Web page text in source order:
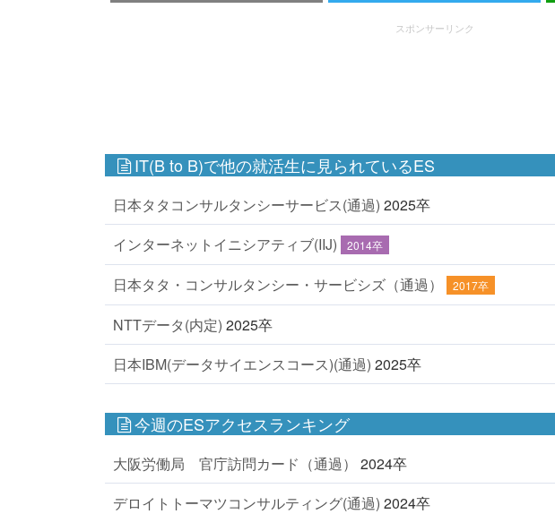
スポンサーリンク
IT(B to B)で他の就活生に見られているES
日本タタコンサルタンシーサービス(通過) 2025卒
インターネットイニシアティブ(IIJ)
2014卒
日本タタ・コンサルタンシー・サービシズ（通過） 2017卒
NTTデータ(内定) 2025卒
日本IBM(データサイエンスコース)(通過) 2025卒
今週のESアクセスランキング
大阪労働局 官庁訪問カード（通過）
2024卒
デロイトトーマツコンサルティング(通過) 2024卒